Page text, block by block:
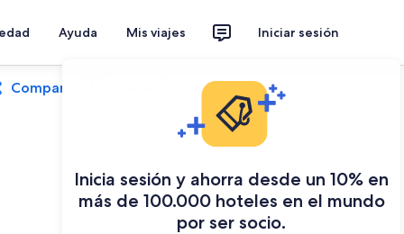
Ayuda Mis viajes Iniciar sesión
Inicia sesión y ahorra desde un 10% en
más de 100.000 hoteles en el mundo
por ser socio.
Compartir